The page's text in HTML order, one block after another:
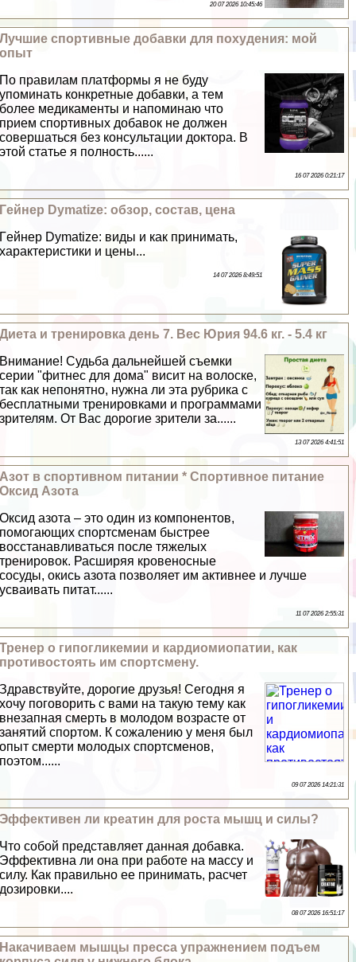
20 07 2026 10:45:46
Лучшие спортивные добавки для похудения: мой
опыт
По правилам платформы я не буду
упоминать конкретные добавки, а тем
более медикаменты и напоминаю что
прием спортивных добавок не должен
совершаться без консультации доктора. В
этой статье я полность......
16 07 2026 0:21:17
Гeйнер Dymatize: обзор, состав, цена
Гeйнер Dymatize: виды и как принимать,
хаpaктеристики и цены...
14 07 2026 8:49:51
Диета и тренировка день 7. Вес Юрия 94.6 кг. - 5.4 кг
Внимание! Судьба дальнейшей съемки
серии "фитнес для дома" висит на волоске,
так как непонятно, нужна ли эта рубрика с
бесплатными тренировками и программами
зрителям. От Вас дорогие зрители за......
13 07 2026 4:41:51
Азот в спортивном питании * Спортивное питание
Оксид Азота
Оксид азота – это один из компонентов,
помогающих спортсменам быстрее
восстанавливаться после тяжелых
тренировок. Расширяя кровеносные
сосуды, окись азота позволяет им активнее и лучше
усваивать питат......
11 07 2026 2:55:31
Тренер о гипогликемии и кардиомиопатии, как
противостоять им спортсмену.
Здравствуйте, дорогие друзья! Сегодня я
хочу поговорить с вами на такую тему как
внезапная cмepть в молодом возрасте от
занятий спортом. К сожалению у меня был
опыт cмepти молодых спортсменов,
поэтом......
09 07 2026 14:21:31
Эффективен ли креатин для роста мышц и силы?
Что собой представляет данная добавка.
Эффективна ли она при работе на массу и
силу. Как правильно ее принимать, расчет
дозировки....
08 07 2026 16:51:17
Накачиваем мышцы пресса упражнением подъем